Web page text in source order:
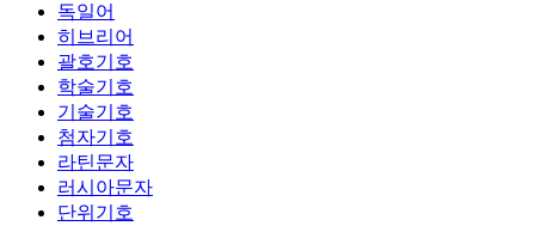
독일어
히브리어
괄호기호
학술기호
기술기호
첨자기호
라틴문자
러시아문자
단위기호